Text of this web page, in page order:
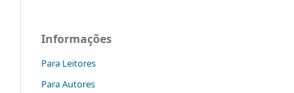
Informações
Para Leitores
Para Autores